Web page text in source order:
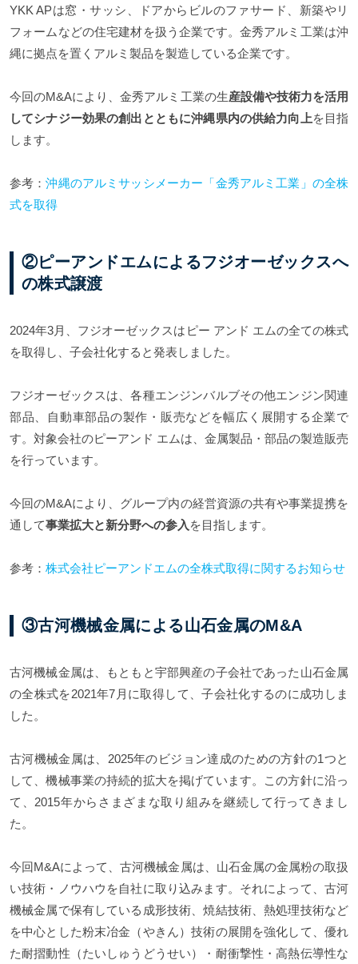
YKK APは窓・サッシ、ドアからビルのファサード、新築やリ
フォームなどの住宅建材を扱う企業です。金秀アルミ工業は沖
縄に拠点を置くアルミ製品を製造している企業です。
今回のM&Aにより、金秀アルミ工業の生産設備や技術力を活用
してシナジー効果の創出とともに沖縄県内の供給力向上を目指
します。
参考：沖縄のアルミサッシメーカー「金秀アルミ工業」の全株
式を取得
②ピーアンドエムによるフジオーゼックスへ
の株式譲渡
2024年3月、フジオーゼックスはピー アンド エムの全ての株式
を取得し、子会社化すると発表しました。
フジオーゼックスは、各種エンジンバルブその他エンジン関連
部品、自動車部品の製作・販売などを幅広く展開する企業で
す。対象会社のピーアンド エムは、金属製品・部品の製造販売
を行っています。
今回のM&Aにより、グループ内の経営資源の共有や事業提携を
通して事業拡大と新分野への参入 を目指します。
参考： 株式会社ピーアンドエムの全株式取得に関するお知らせ
③古河機械金属による山石金属のM&A
古河機械金属は、もともと宇部興産の子会社であった山石金属
の全株式を2021年7月に取得して、子会社化するのに成功しま
した。
古河機械金属は、2025年のビジョン達成のための方針の1つと
して、機械事業の持続的拡大を掲げています。この方針に沿っ
て、2015年からさまざまな取り組みを継続して行ってきまし
た。
今回M&Aによって、古河機械金属は、山石金属の金属粉の取扱
い技術・ノウハウを自社に取り込みます。それによって、古河
機械金属で保有している成形技術、焼結技術、熱処理技術など
を中心とした粉末冶金（やきん）技術の展開を強化して、優れ
た耐摺動性（たいしゅうどうせい）・耐衝撃性・高熱伝導性な